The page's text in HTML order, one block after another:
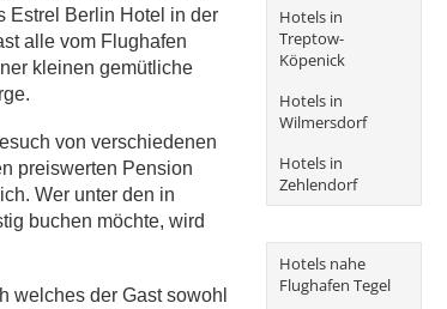
Estrel Berlin Hotel in der
alle vom Flughafen
kleinen gemütliche
von verschiedenen
preiswerten Pension
Wer unter den in
buchen möchte, wird
welches der Gast sowohl
Hotels in
Treptow-
Köpenick
Hotels in
Wilmersdorf
Hotels in
Zehlendorf
Hotels nahe
Flughafen Tegel